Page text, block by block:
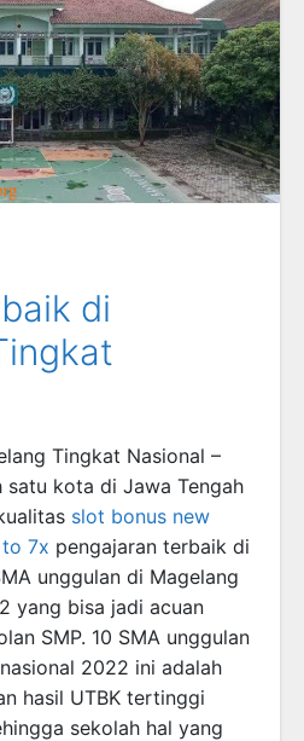
di
Tingkat Nasional –
satu kota di Jawa Tengah
slot bonus new
7x pengajaran terbaik di
unggulan di Magelang
yang bisa jadi acuan
SMP. 10 SMA unggulan
2022 ini adalah
hasil UTBK tertinggi
sekolah hal yang